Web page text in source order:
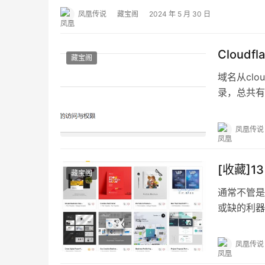
凤凰传说 藏宝阁 2024 年 5 月 30 日
藏宝阁
域名从
录，总共
凤凰传说
藏宝阁 [收藏
通常不管
或缺的利
凤凰传说